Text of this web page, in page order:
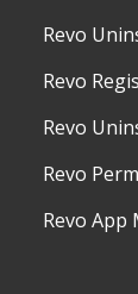
Revo
Revo
Revo
Revo
Revo App